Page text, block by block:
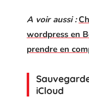
A voir aussi :
wordpress en
prendre en
iCloud